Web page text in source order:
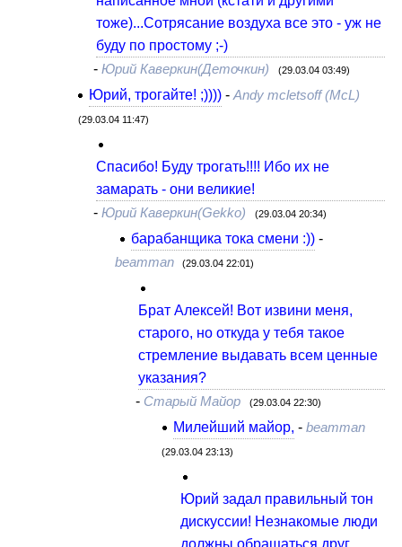
тоже)...Сотрясание воздуха все это - уж не
буду по простому ;-)
-Юрий Каверкин(Деточкин) (29.03.04 03:49)
Юрий, трогайте! ;))))- Andy mcletsoff (McL)
(29.03.04 11:47)
Спасибо! Буду трогать!!!! Ибо их не
замарать - они великие!
-Юрий Каверкин(Gekko) (29.03.04 20:34)
барабанщика тока смени :))-
beamman (29.03.04 22:01)
Брат Алексей! Вот извини меня,
старого, но откуда у тебя такое
стремление выдавать всем ценные
указания?
- Старый Майор (29.03.04 22:30)
Милейший майор, - beamman
(29.03.04 23:13)
Юрий задал правильный тон
дискуссии! Незнакомые люди
должны обращаться друг